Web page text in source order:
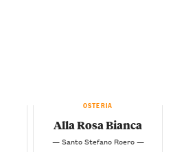
OSTERIA
Alla Rosa Bianca
— Santo Stefano Roero —